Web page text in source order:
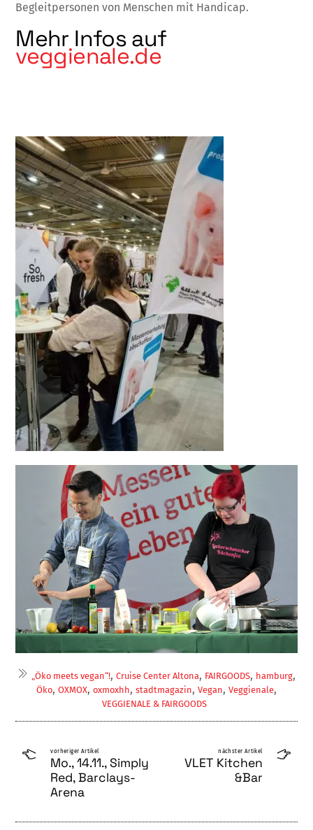
Begleitpersonen von Menschen mit Handicap.
Mehr Infos auf
veggienale.de
„Öko meets vegan“!, Cruise Center Altona, FAIRGOODS, hamburg,
Öko, OXMOX, oxmoxhh, stadtmagazin, Vegan, Veggienale,
VEGGIENALE & FAIRGOODS
vorheriger Artikel
Mo., 14.11., Simply
Red, Barclays-
Arena
nächster Artikel
VLET Kitchen
&Bar